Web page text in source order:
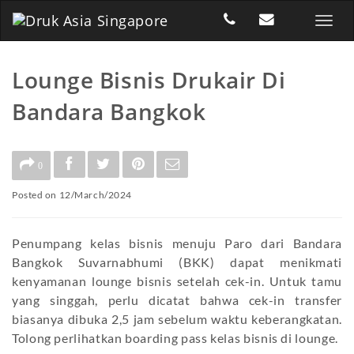
Lounge Bisnis Drukair Di
Bandara Bangkok
0
Posted on 12/March/2024
Penumpang kelas bisnis menuju Paro dari Bandara
Bangkok Suvarnabhumi (BKK) dapat menikmati
kenyamanan lounge bisnis setelah cek-in. Untuk tamu
yang singgah, perlu dicatat bahwa cek-in transfer
biasanya dibuka 2,5 jam sebelum waktu keberangkatan.
Tolong perlihatkan boarding pass kelas bisnis di lounge.